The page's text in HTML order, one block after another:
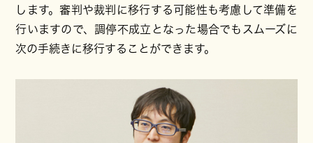
します。審判や裁判に移行する可能性も考慮して準備を
行いますので、調停不成立となった場合でもスムーズに
次の手続きに移行することができます。